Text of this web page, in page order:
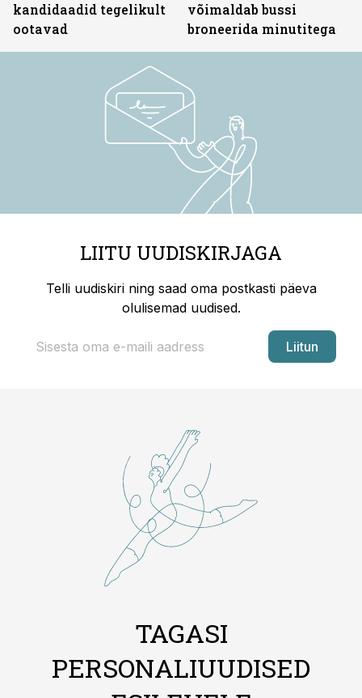
kandidaadid tegelikult
ootavad
võimaldab bussi
broneerida minutitega
LIITU UUDISKIRJAGA
Telli uudiskiri ning saad oma postkasti päeva
olulisemad uudised.
Liitun
TAGASI
PERSONALIUUDISED